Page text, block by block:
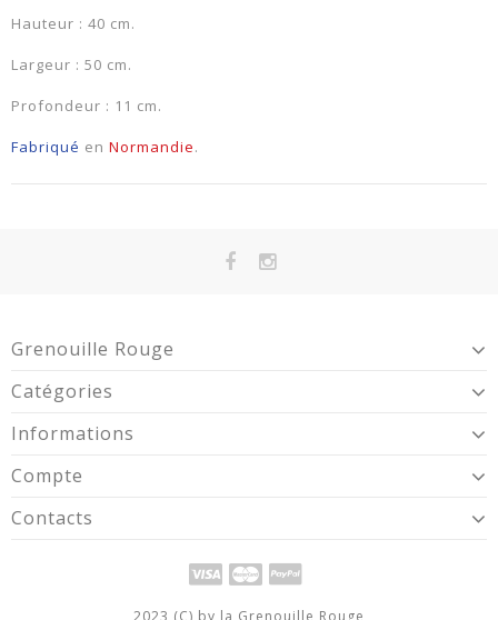
Hauteur : 40 cm.
Largeur : 50 cm.
Profondeur : 11 cm.
Fabriqué en Normandie.
Grenouille Rouge
Catégories
Informations
Compte
Contacts
2023 (C) by la Grenouille Rouge